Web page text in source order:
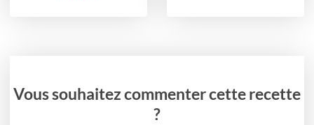
Vous souhaitez commenter cette recette
?